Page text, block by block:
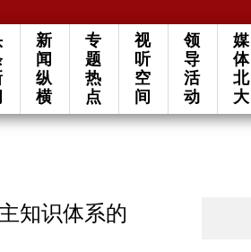
新
闻
纵
横
专
题
热
点
视
听
空
间
领
导
活
动
媒
体
北
大
知识体系的